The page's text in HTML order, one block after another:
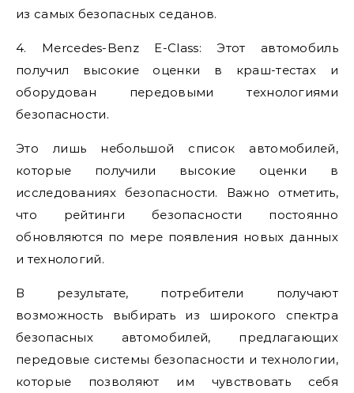
из самых безопасных седанов.
4. Mercedes-Benz E-Class: Этот автомобиль
получил высокие оценки в краш-тестах и
оборудован передовыми технологиями
безопасности.
Это лишь небольшой список автомобилей,
которые получили высокие оценки в
исследованиях безопасности. Важно отметить,
что рейтинги безопасности постоянно
обновляются по мере появления новых данных
и технологий.
В результате, потребители получают
возможность выбирать из широкого спектра
безопасных автомобилей, предлагающих
передовые системы безопасности и технологии,
которые позволяют им чувствовать себя